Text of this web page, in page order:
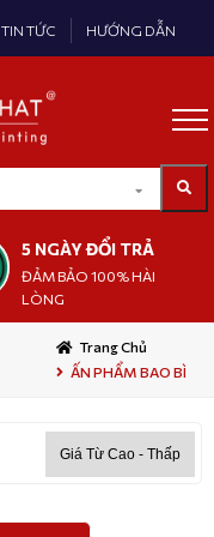
TIN TỨC HƯỚNG DẪN
5 NGÀY ĐỔI TRẢ
ĐẢM BẢO 100% HÀI
LÒNG
Trang Chủ
ẤN PHẨM BAO BÌ